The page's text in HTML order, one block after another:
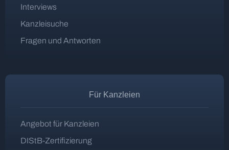
Interviews
Kanzleisuche
Fragen und Antworten
Für Kanzleien
Angebot für Kanzleien
DIStB-Zertifizierung